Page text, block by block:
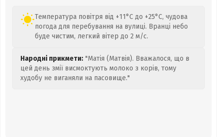
Температура повітря від +11°C до +25°C, чудова
погода для перебування на вулиці. Вранці небо
буде чистим, легкий вітер до 2 м/с.
Народні прикмети: "Матія (Матвія). Вважалося, що в
цей день змії висмоктують молоко з корів, тому
худобу не виганяли на пасовище."